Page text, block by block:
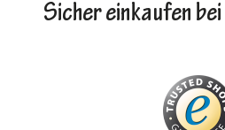
Sicher einkaufen